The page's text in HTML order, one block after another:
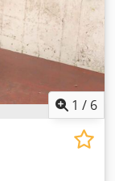
1 / 6